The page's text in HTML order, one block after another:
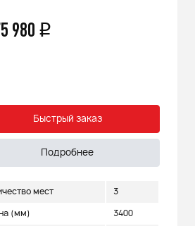
980 q
Быстрый заказ
Подробнее
мест 3
(мм) 3400